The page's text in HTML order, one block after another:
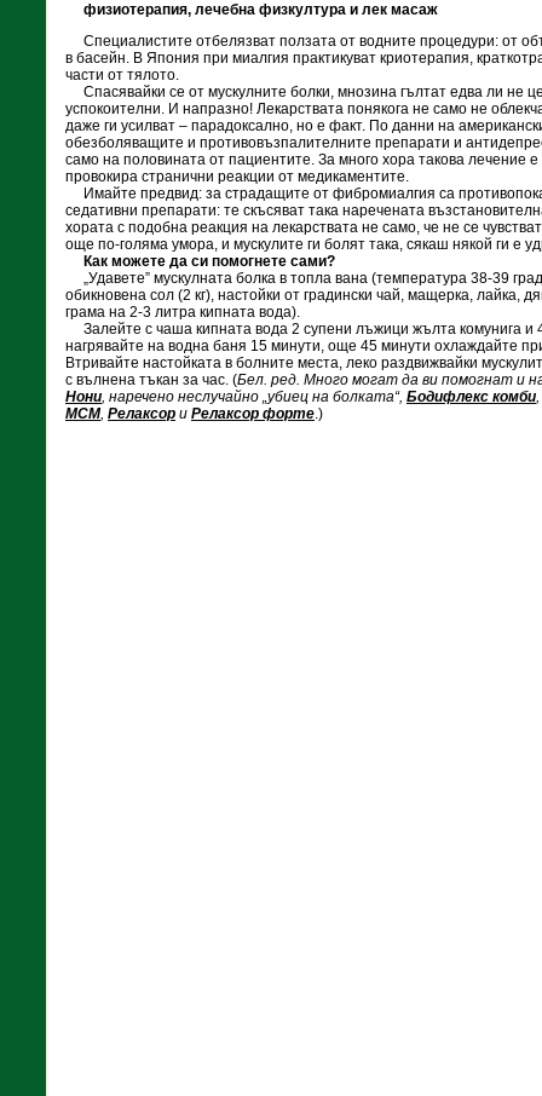
физиотерапия, лечебна физкултура и лек масаж
Специалистите отбелязват ползата от водните процедури: от
в басейн. В Япония при миалгия практикуват криотерапия,
части от тялото.
Спасявайки се от мускулните болки, мнозина гълтат едва ли не
успокоителни. И напразно! Лекарствата понякога не само не
даже ги усилват – парадоксално, но е факт. По данни на
обезболяващите и противовъзпалителните препарати и
само на половината от пациентите. За много хора такова лечение
провокира странични реакции от медикаментите.
Имайте предвид: за страдащите от фибромиалгия са
седативни препарати: те скъсяват така наречената
хората с подобна реакция на лекарствата не само, че не се
още по-голяма умора, и мускулите ги болят така, сякаш някой ги е
Как можете да си помогнете сами?
„Удавете” мускулната болка в топла вана (температура 38-39
обикновена сол (2 кг), настойки от градински чай, мащерка, лайка,
грама на 2-3 литра кипната вода).
Залейте с чаша кипната вода 2 супени лъжици жълта комунига и
нагрявайте на водна баня 15 минути, още 45 минути охлаждайте
Втривайте настойката в болните места, леко раздвижвайки
с вълнена тъкан за час. (Бел. ред. Много могат да ви помогнат и
Нони, наречено неслучайно „убиец на болката“, Бодифлекс комби,
МСМ, Релаксор и Релаксор форте.)